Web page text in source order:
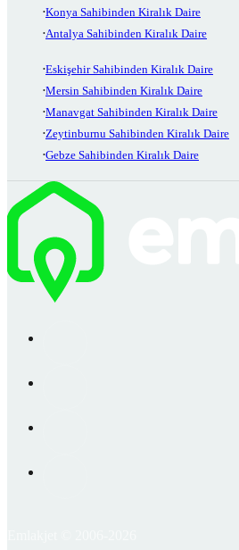
Konya Sahibinden Kiralık Daire
Antalya Sahibinden Kiralık Daire
Eskişehir Sahibinden Kiralık Daire
Mersin Sahibinden Kiralık Daire
Manavgat Sahibinden Kiralık Daire
Zeytinburnu Sahibinden Kiralık Daire
Gebze Sahibinden Kiralık Daire